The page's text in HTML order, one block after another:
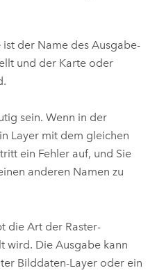
ist der Name des Ausgabe-
und der Karte oder
sein. Wenn in der
Layer mit dem gleichen
ein Fehler auf, und Sie
anderen Namen zu
die Art der Raster-
wird. Die Ausgabe kann
Bilddaten-Layer oder ein